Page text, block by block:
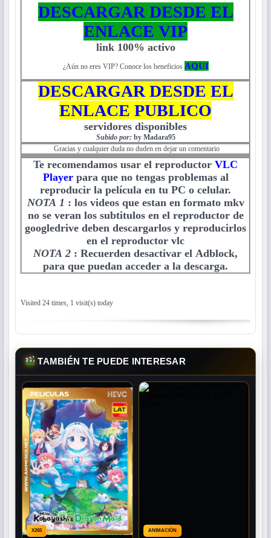
DESCARGAR DESDE EL
ENLACE VIP
link 100% activo
¿Aún no eres VIP? Conoce los beneficios AQUI
DESCARGAR DESDE EL
ENLACE PUBLICO
servidores disponibles
Subido por: by Madara95
Gracias y cualquier duda no duden en dejar un comentario
Te recomendamos usar el reproductor VLC
Playerpara que no tengas problemas al
reproducir la película en tu PC o celular.
NOTA 1 : los videos que estan en formato mkv
no se veran los subtitulos en el reproductor de
googledrive deben descargarlos y reproducirlos
en el reproductor vlc
NOTA 2 : Recuerden desactivar el Adblock,
para que puedan acceder a la descarga.
Visited 24 times, 1 visit(s) today
TAMBIÉN TE PUEDE INTERESAR
X265 ANIMACIÓN